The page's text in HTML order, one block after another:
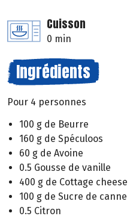
Cuisson
0 min
Ingrédients
Pour 4 personnes
100 g de Beurre
160 g de Spéculoos
60 g de Avoine
0.5 Gousse de vanille
400 g de Cottage cheese
100 g de Sucre de canne
0.5 Citron